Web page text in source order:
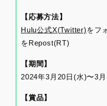
【応募方法】
Hulu公式X(Twitter) をフ
をRepost(RT)
【期間】
2024年3月20日(水)〜3
【賞品】